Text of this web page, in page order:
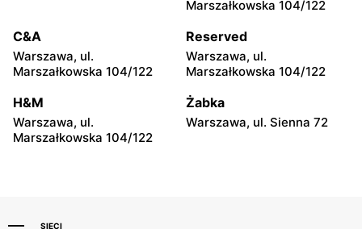
Działdowo, ul.
Grene
Lipsko, ul. Spacerowa 14A
Grene
Piotrków Trybunalski, ul.
Grene
Myszyniec, ul. Kolejowa 63
Grene
Marszałkowska 104/122
C&A
Warszawa, ul.
Marszałkowska 104/122
Reserved
Warszawa, ul.
Marszałkowska 104/122
H&M
Warszawa, ul.
Marszałkowska 104/122
Żabka
Warszawa, ul. Sienna 72
SIECI